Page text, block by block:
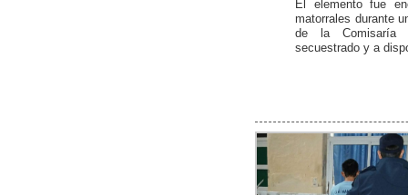
El elemento fue
matorrales durante
de la Comisaría
secuestrado y a